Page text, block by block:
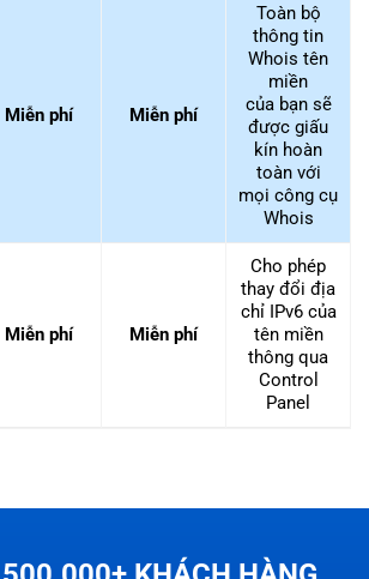
Miễn phí Miễn phí
Toàn bộ
thông tin
Whois tên
miền
của bạn sẽ
được giấu
kín hoàn
toàn với
mọi công cụ
Whois
Miễn phí Miễn phí
Cho phép
thay đổi địa
chỉ IPv6 của
tên miền
thông qua
Control
Panel